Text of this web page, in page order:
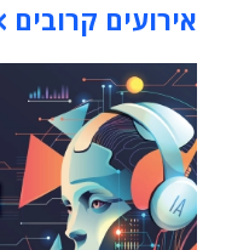
אירועים קרובים